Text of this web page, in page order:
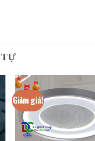
Giảm giá!